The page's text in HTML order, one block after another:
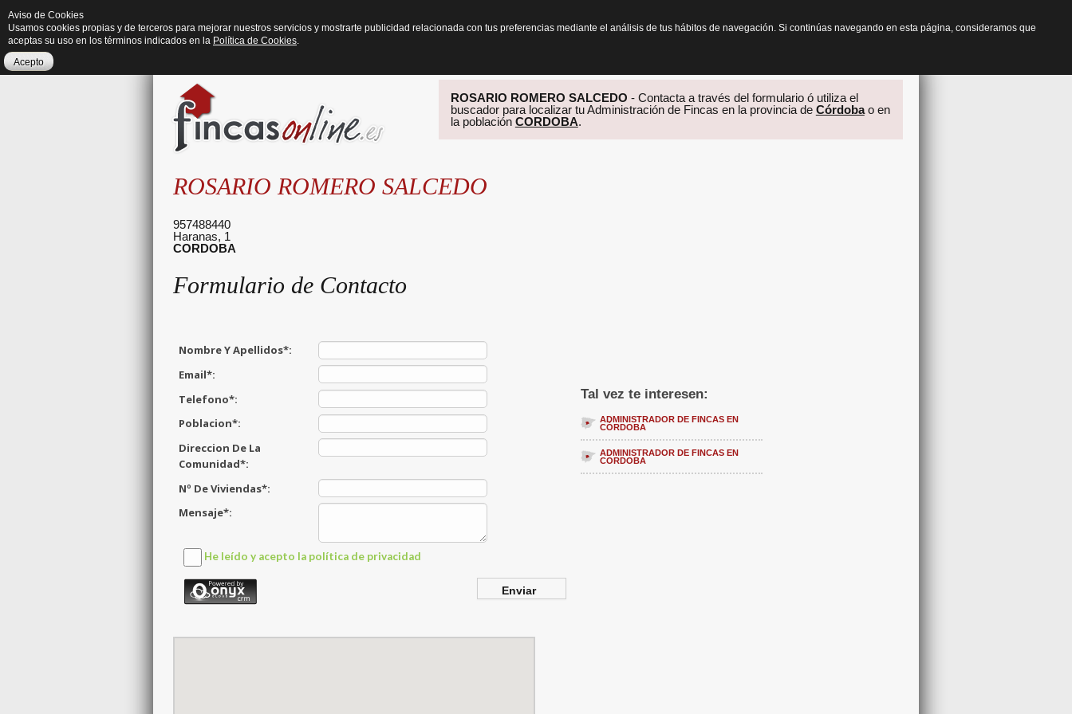
ROSARIO ROMERO SALCEDO - Contacta a través del formulario ó utiliza el
buscador para localizar tu Administración de Fincas en la provincia de Córdobao en
la población CORDOBA.
Tal vez te interesen:
ADMINISTRADOR DE FINCAS EN
CÓRDOBA
ADMINISTRADOR DE FINCAS EN
CORDOBA
ROSARIO ROMERO SALCEDO
957488440
Haranas, 1
CORDOBA
Formulario de Contacto
Aviso de Cookies
Usamos cookies propias y de terceros para mejorar nuestros servicios y mostrarte publicidad relacionada con tus preferencias mediante el análisis de tus hábitos de navegación. Si continúas navegando en esta página, consideramos que
aceptas su uso en los términos indicados en la Política de Cookies.
Acepto